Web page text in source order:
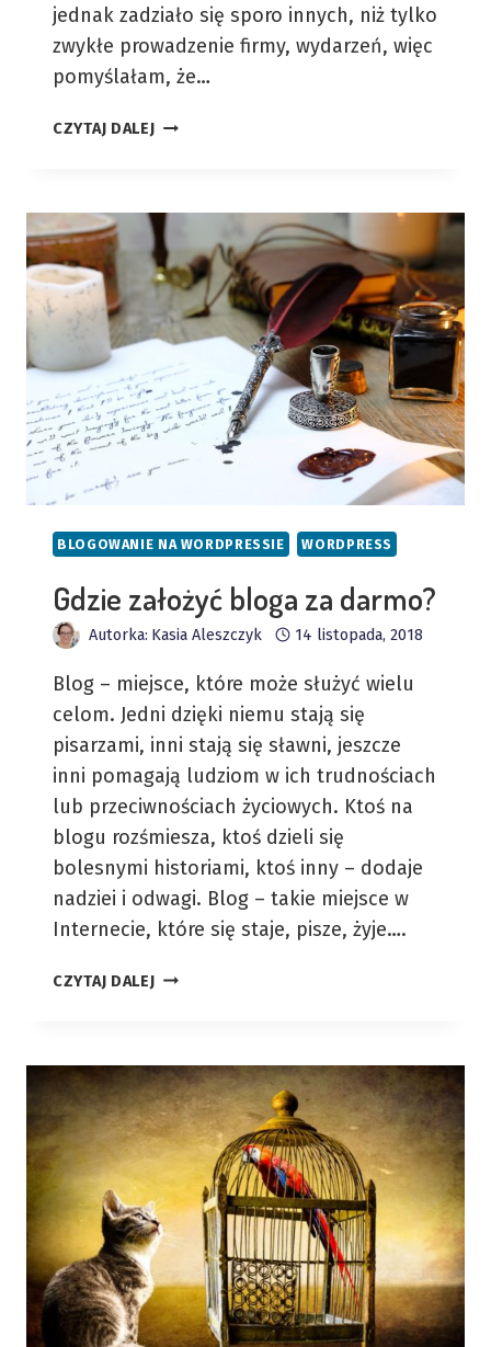
jednak zadziało się sporo innych, niż tylko
zwykłe prowadzenie firmy, wydarzeń, więc
pomyślałam, że…
CZYTAJ DALEJ2018…
BLOGOWANIE NA WORDPRESSIE WORDPRESS
Gdzie założyć bloga za darmo?
Autorka: Kasia Aleszczyk 14 listopada, 2018
Blog – miejsce, które może służyć wielu
celom. Jedni dzięki niemu stają się
pisarzami, inni stają się sławni, jeszcze
inni pomagają ludziom w ich trudnościach
lub przeciwnościach życiowych. Ktoś na
blogu rozśmiesza, ktoś dzieli się
bolesnymi historiami, ktoś inny – dodaje
nadziei i odwagi. Blog – takie miejsce w
Internecie, które się staje, pisze, żyje….
CZYTAJ DALEJGDZIE
DARMO?